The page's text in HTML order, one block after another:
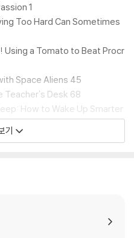
는 법, 시험을 잘 보는 법 등 성적
어, 초등 고학년부터 중학생 시기
to master any subj
most popular online cou
Mind for Numbers
popular online companion co
empowered more than tw
earlier and ask how they
reveal how to make the
1
Too Hard Can Sometimes
Using a Tomato to Beat Procr
Space Aliens 45
Teacher's Desk 68
How to Wake Up Smarter
and Your Attentional Octopu
(and How Not to Bac
Groups, Finding Your Missi
Down the School 126
기